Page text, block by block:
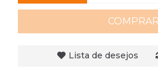
COMPRAR
Lista de desejos